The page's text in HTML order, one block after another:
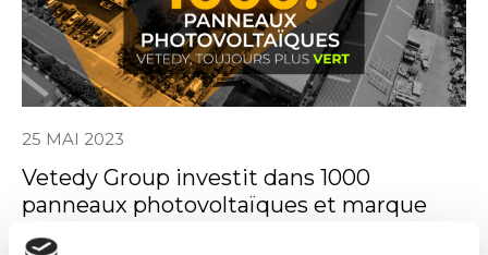
25 MAI 2023
Vetedy Group investit dans 1000
panneaux photovoltaïques et marque
ainsi son engagement envers un avenir